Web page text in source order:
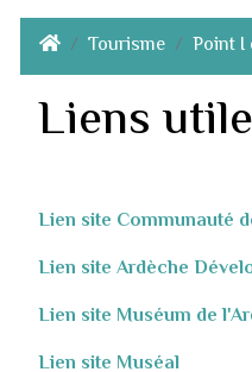
Tourisme Point I
Liens
Lien site Communauté
Lien site Ardèche
Lien site Muséum de
Lien site Muséal